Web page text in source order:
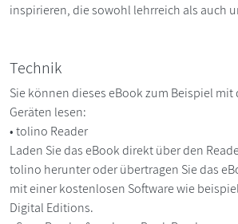
inspirieren, die sowohl lehrreich als auch
Technik
Sie können dieses eBook zum Beispiel
Geräten lesen:
• tolino Reader
Laden Sie das eBook direkt über den
tolino herunter oder übertragen Sie das
mit einer kostenlosen Software wie
Digital Editions.